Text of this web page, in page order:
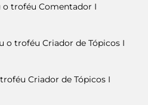
o troféu Comentador I
o troféu Criador de Tópicos I
Criador de Tópicos I